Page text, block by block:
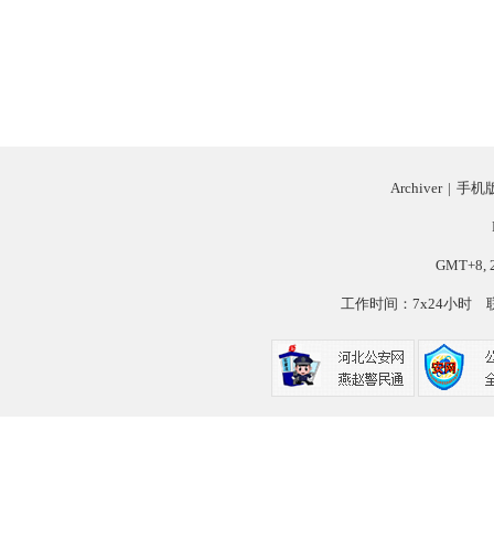
Archiver | 手机
GMT+8,
工作时间：7x24小时